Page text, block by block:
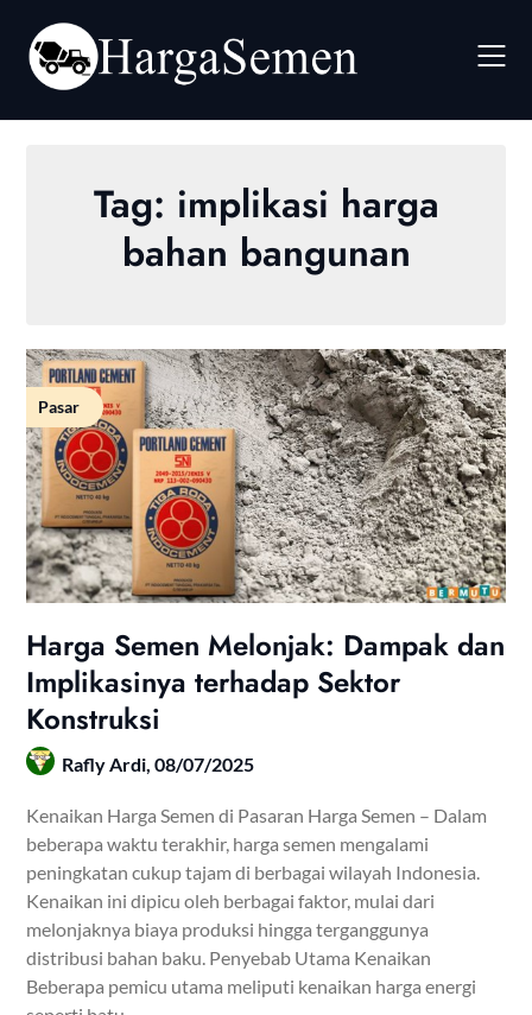
content
Tag: implikasi harga
bahan bangunan
Pasar
Harga Semen Melonjak: Dampak dan
Implikasinya terhadap Sektor
Konstruksi
Rafly Ardi,08/07/2025
Kenaikan Harga Semen di Pasaran Harga Semen – Dalam
beberapa waktu terakhir, harga semen mengalami
peningkatan cukup tajam di berbagai wilayah Indonesia.
Kenaikan ini dipicu oleh berbagai faktor, mulai dari
melonjaknya biaya produksi hingga terganggunya
distribusi bahan baku. Penyebab Utama Kenaikan
Beberapa pemicu utama meliputi kenaikan harga energi